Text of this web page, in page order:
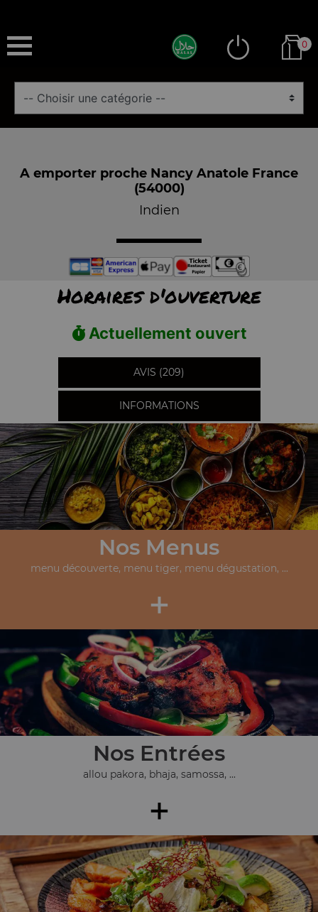
0
A emporter proche Nancy Anatole France
(54000)
Indien
Horaires d'ouverture
Actuellement ouvert
AVIS (209)
INFORMATIONS
Nos Menus
menu découverte, menu tiger, menu dégustation, ...
+
Nos Entrées
allou pakora, bhaja, samossa, ...
+